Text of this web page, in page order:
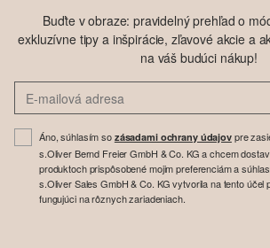
Buďte v obraze: pravidelný prehľad o
exkluzívne tipy a inšpirácie, zľavové akcie a
na váš budúci nákup!
Áno, súhlasím so zásadami ochrany údajovpre
s.Oliver Bernd Freier GmbH & Co. KG a chcem
produktoch prispôsobené mojim preferenciám a
s.Oliver Sales GmbH & Co. KG vytvorila na tento účel
fungujúci na rôznych zariadeniach.